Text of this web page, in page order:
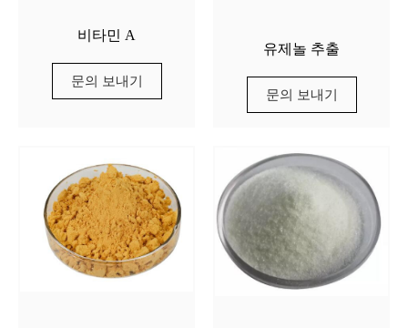
비타민 A
문의 보내기
유제놀 추출
문의 보내기